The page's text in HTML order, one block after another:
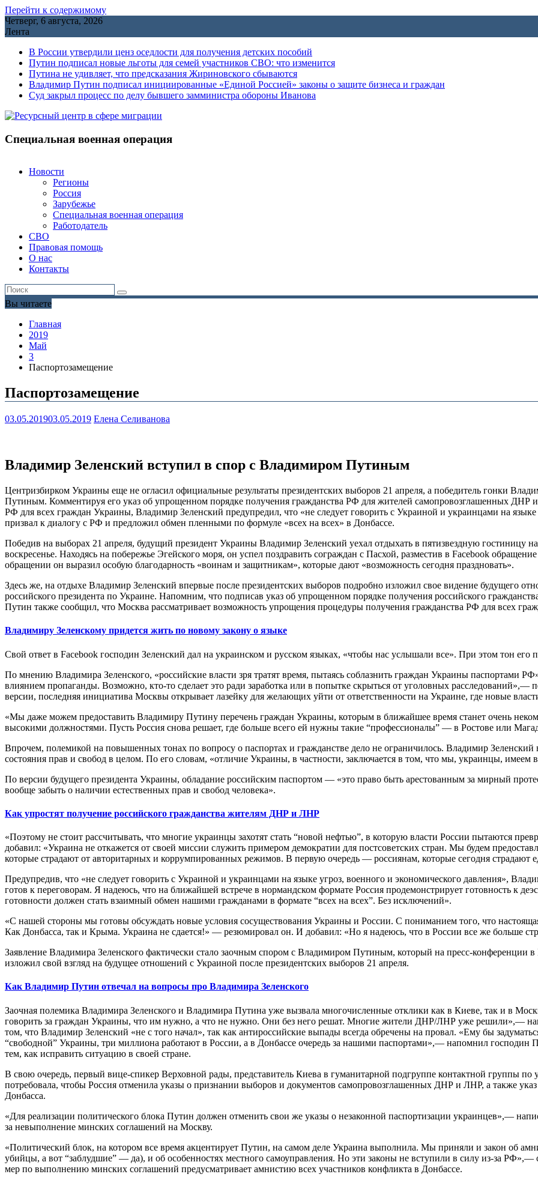
Перейти к содержимому
Четверг, 6 августа, 2026
Лента
В России утвердили ценз оседлости для получения детских пособий
Путин подписал новые льготы для семей участников СВО: что изменится
Путина не удивляет, что предсказания Жириновского сбываются
Владимир Путин подписал инициированные «Единой Россией» законы о защите бизнеса и граждан
Cуд закрыл процесс по делу бывшего замминистра обороны Иванова
Специальная военная операция
Новости
Регионы
Россия
Зарубежье
Специальная военная операция
Работодатель
СВО
Правовая помощь
О нас
Контакты
Вы читаете
Главная
2019
Май
3
Паспортозамещение
Паспортозамещение
03.05.201903.05.2019 Елена Селиванова
Владимир Зеленский вступил в спор с Владимиром Путиным
Центризбирком Украины еще не огласил официальные результаты президентских выборов 21 апреля, а победитель гонки
Путиным. Комментируя его указ об упрощенном порядке получения гражданства РФ для жителей самопровозглашенных ДНР
РФ для всех граждан Украины, Владимир Зеленский предупредил, что «не следует говорить с Украиной и украинцами на
призвал к диалогу с РФ и предложил обмен пленными по формуле «всех на всех» в Донбассе.
Победив на выборах 21 апреля, будущий президент Украины Владимир Зеленский уехал отдыхать в пятизвездную гостиницу
воскресенье. Находясь на побережье Эгейского моря, он успел поздравить сограждан с Пасхой, разместив в Facebook
обращении он выразил особую благодарность «воинам и защитникам», которые дают «возможность сегодня праздновать».
Здесь же, на отдыхе Владимир Зеленский впервые после президентских выборов подробно изложил свое видение будущего
российского президента по Украине. Напомним, что подписав указ об упрощенном порядке получения российского
Путин также сообщил, что Москва рассматривает возможность упрощения процедуры получения гражданства РФ для всех
Владимиру Зеленскому придется жить по новому закону о языке
Свой ответ в Facebook господин Зеленский дал на украинском и русском языках, «чтобы нас услышали все». При этом тон его
По мнению Владимира Зеленского, «российские власти зря тратят время, пытаясь соблазнить граждан Украины паспортами
влиянием пропаганды. Возможно, кто-то сделает это ради заработка или в попытке скрыться от уголовных
версии, последняя инициатива Москвы открывает лазейку для желающих уйти от ответственности на Украине, где новые
«Мы даже можем предоставить Владимиру Путину перечень граждан Украины, которым в ближайшее время станет очень
высокими должностями. Пусть Россия снова решает, где больше всего ей нужны такие “профессионалы” — в Ростове или
Впрочем, полемикой на повышенных тонах по вопросу о паспортах и гражданстве дело не ограничилось. Владимир
состояния прав и свобод в целом. По его словам, «отличие Украины, в частности, заключается в том, что мы, украинцы,
По версии будущего президента Украины, обладание российским паспортом — «это право быть арестованным за мирный
вообще забыть о наличии естественных прав и свобод человека».
Как упростят получение российского гражданства жителям ДНР и ЛНР
«Поэтому не стоит рассчитывать, что многие украинцы захотят стать “новой нефтью”, в которую власти России пытаются
добавил: «Украина не откажется от своей миссии служить примером демократии для постсоветских стран. Мы будем
которые страдают от авторитарных и коррумпированных режимов. В первую очередь — россиянам, которые сегодня страдают
Предупредив, что «не следует говорить с Украиной и украинцами на языке угроз, военного и экономического давления»,
готов к переговорам. Я надеюсь, что на ближайшей встрече в нормандском формате Россия продемонстрирует готовность к
готовности должен стать взаимный обмен нашими гражданами в формате “всех на всех”. Без исключений».
«С нашей стороны мы готовы обсуждать новые условия сосуществования Украины и России. С пониманием того, что
Как Донбасса, так и Крыма. Украина не сдается!» — резюмировал он. И добавил: «Но я надеюсь, что в России все же больше
Заявление Владимира Зеленского фактически стало заочным спором с Владимиром Путиным, который на пресс-конференции
изложил свой взгляд на будущее отношений с Украиной после президентских выборов 21 апреля.
Как Владимир Путин отвечал на вопросы про Владимира Зеленского
Заочная полемика Владимира Зеленского и Владимира Путина уже вызвала многочисленные отклики как в Киеве, так и в
говорить за граждан Украины, что им нужно, а что не нужно. Они без него решат. Многие жители ДНР/ЛНР уже решили»,—
том, что Владимир Зеленский «не с того начал», так как антироссийские выпады всегда обречены на провал. «Ему бы
“свободной” Украины, три миллиона работают в России, а в Донбассе очередь за нашими паспортами»,— напомнил господин
тем, как исправить ситуацию в своей стране.
В свою очередь, первый вице-спикер Верховной рады, представитель Киева в гуманитарной подгруппе контактной группы
потребовала, чтобы Россия отменила указы о признании выборов и документов самопровозглашенных ДНР и ЛНР, а также
Донбасса.
«Для реализации политического блока Путин должен отменить свои же указы о незаконной паспортизации украинцев»,—
за невыполнение минских соглашений на Москву.
«Политический блок, на котором все время акцентирует Путин, на самом деле Украина выполнила. Мы приняли и закон об
убийцы, а вот “заблудшие” — да), и об особенностях местного самоуправления. Но эти законы не вступили в силу из-за
мер по выполнению минских соглашений предусматривает амнистию всех участников конфликта в Донбассе.